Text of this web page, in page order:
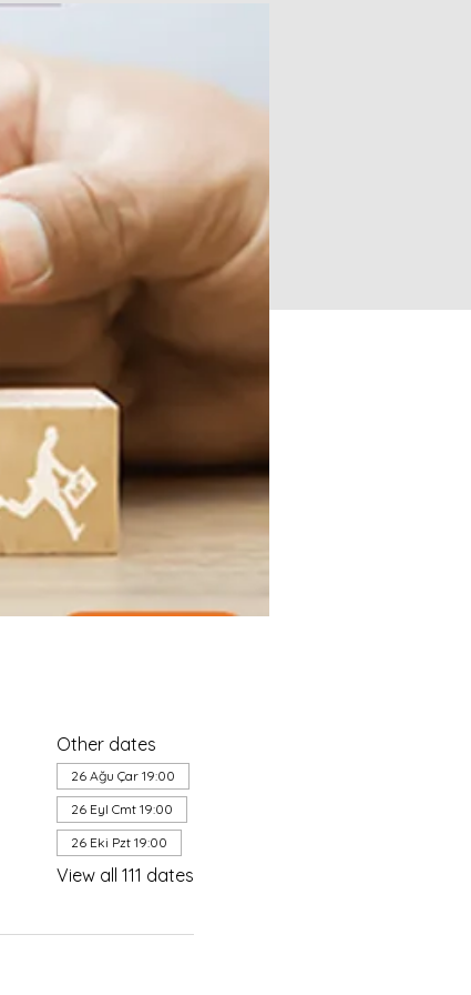
Other dates
26 Ağu Çar 19:00
26 Eyl Cmt 19:00
26 Eki Pzt 19:00
View all 111 dates